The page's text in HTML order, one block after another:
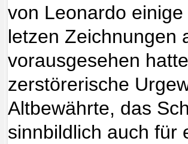
von Leonardo
letzen Zeichnungen
vorausgesehen
zerstörerische
Altbewährte, das
sinnbildlich auch für